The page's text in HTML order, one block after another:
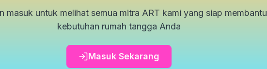
masuk untuk melihat semua mitra ART kami yang siap membantu
kebutuhan rumah tangga Anda
Masuk Sekarang